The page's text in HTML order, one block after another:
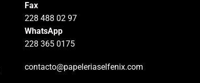
Fax
228 488 02 97
WhatsApp
228 365 0175
contacto@papeleriaselfenix.com